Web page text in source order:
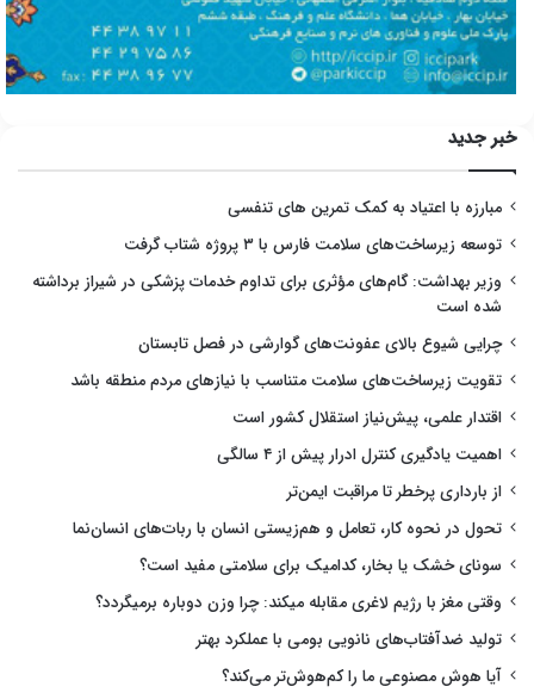
خبر جدید
مبارزه با اعتیاد به کمک تمرین های تنفسی
توسعه زیرساخت‌های سلامت فارس با ۳ پروژه شتاب گرفت
وزیر بهداشت: گام‌های مؤثری برای تداوم خدمات پزشکی در شیراز برداشته
شده است
چرایی شیوع بالای عفونت‌های گوارشی در فصل تابستان
تقویت زیرساخت‌های سلامت متناسب با نیازهای مردم منطقه باشد
اقتدار علمی، پیش‌نیاز استقلال کشور است
اهمیت یادگیری کنترل ادرار پیش از ۴ سالگی
از بارداری پرخطر تا مراقبت ایمن‌تر
تحول در نحوه کار، تعامل و هم‌زیستی انسان با ربات‌های انسان‌نما
سونای خشک یا بخار، کدامیک برای سلامتی مفید است؟
وقتی مغز با رژیم لاغری مقابله میکند: چرا وزن دوباره برمیگردد؟
تولید ضدآفتاب‌های نانویی بومی با عملکرد بهتر
آیا هوش مصنوعی ما را کم‌هوش‌تر می‌کند؟